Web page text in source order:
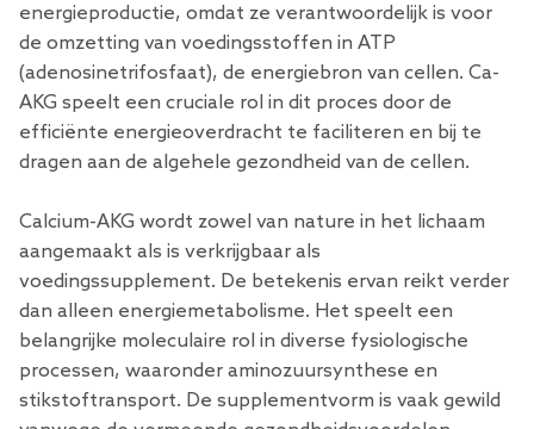
energieproductie, omdat ze verantwoordelijk is voor
de omzetting van voedingsstoffen in ATP
(adenosinetrifosfaat), de energiebron van cellen. Ca-
AKG speelt een cruciale rol in dit proces door de
efficiënte energieoverdracht te faciliteren en bij te
dragen aan de algehele gezondheid van de cellen.
Calcium-AKG wordt zowel van nature in het lichaam
aangemaakt als is verkrijgbaar als
voedingssupplement. De betekenis ervan reikt verder
dan alleen energiemetabolisme. Het speelt een
belangrijke moleculaire rol in diverse fysiologische
processen, waaronder aminozuursynthese en
stikstoftransport. De supplementvorm is vaak gewild